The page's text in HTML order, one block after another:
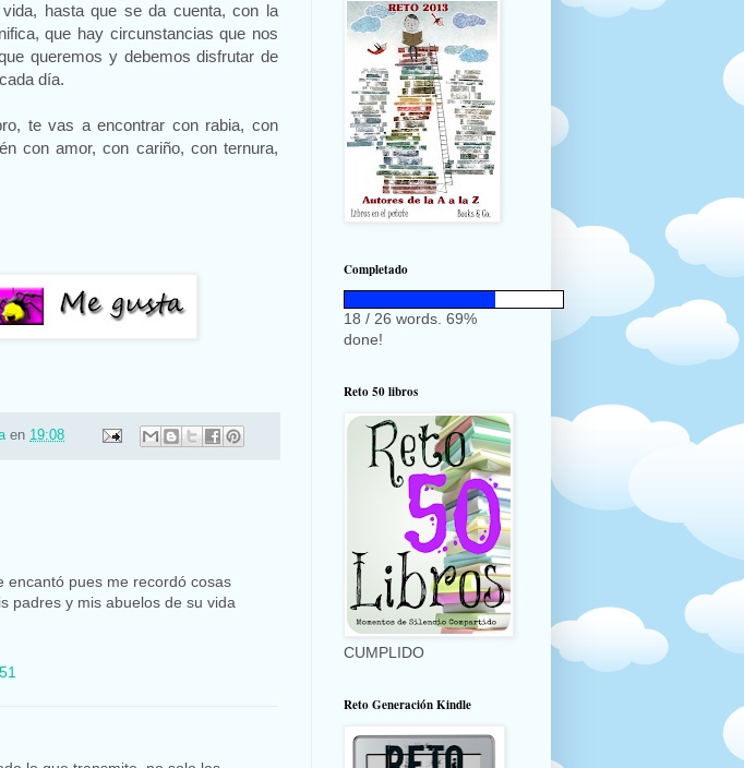
hasta que se da cuenta, con la
que hay circunstancias que nos
queremos y debemos disfrutar de
día.
te vas a encontrar con rabia, con
con amor, con cariño, con ternura,
en 19:08
encantó pues me recordó cosas
padres y mis abuelos de su vida
Completado
18 / 26 words. 69%
done!
Reto 50 libros
CUMPLIDO
Reto Generación Kindle